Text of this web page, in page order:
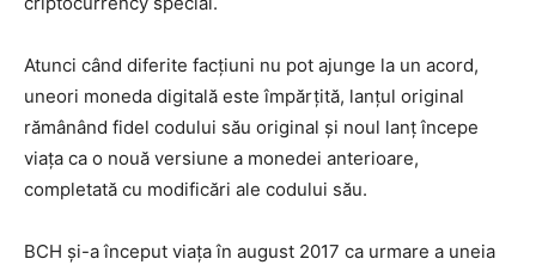
Atunci când diferite facțiuni nu pot ajunge la un acord,
uneori moneda digitală este împărțită, lanțul original
rămânând fidel codului său original și noul lanț începe
viața ca o nouă versiune a monedei anterioare,
completată cu modificări ale codului său.
BCH și-a început viața în august 2017 ca urmare a uneia